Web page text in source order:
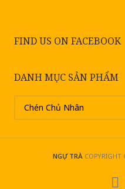
FIND US ON FACEBOOK
DANH MỤC SẢN PHẨM
NGỰ TRÀCOPYRIGHT